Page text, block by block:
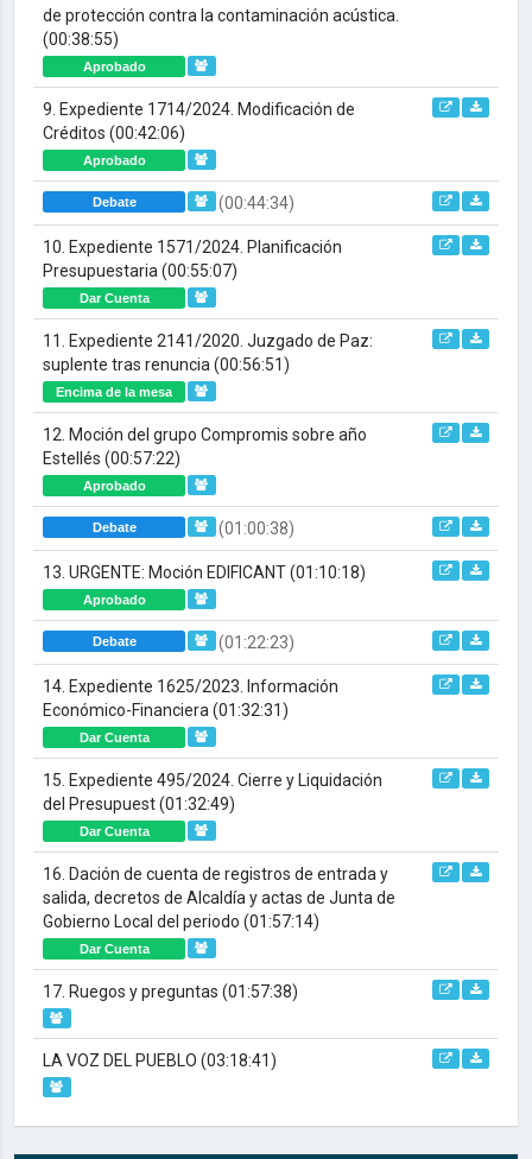
de protección contra la contaminación acústica.
(00:38:55)
Aprobado
9. Expediente 1714/2024. Modificación de
Créditos (00:42:06)
Aprobado
Debate (00:44:34)
10. Expediente 1571/2024. Planificación
Presupuestaria (00:55:07)
Dar Cuenta
11. Expediente 2141/2020. Juzgado de Paz:
suplente tras renuncia (00:56:51)
Encima de la mesa
12. Moción del grupo Compromis sobre año
Estellés (00:57:22)
Aprobado
Debate (01:00:38)
13. URGENTE: Moción EDIFICANT(01:10:18)
Aprobado
Debate (01:22:23)
14. Expediente 1625/2023. Información
Económico-Financiera (01:32:31)
Dar Cuenta
15. Expediente 495/2024. Cierre y Liquidación
del Presupuest(01:32:49)
Dar Cuenta
16. Dación de cuenta de registros de entrada y
salida, decretos de Alcaldía y actas de Junta de
Gobierno Local del periodo (01:57:14)
Dar Cuenta
17. Ruegos y preguntas (01:57:38)
LA VOZ DEL PUEBLO (03:18:41)